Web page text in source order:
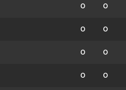
0 0
0 0
0 0
0 0